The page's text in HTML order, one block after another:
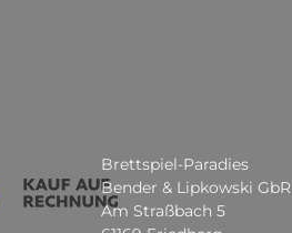
Brettspiel-Paradies
Bender & Lipkowski GbR
Am Straßbach 5